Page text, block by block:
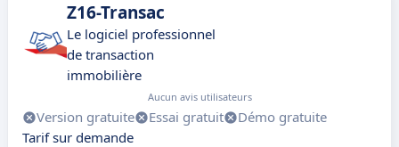
Z16-Transac
Le logiciel professionnel
de transaction
immobilière
Aucun avis utilisateurs
Version gratuite Essai gratuit
Démo gratuite
Tarif sur demande